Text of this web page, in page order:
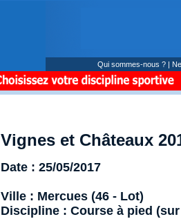
Qui sommes-nous ? |
Vignes et Châteaux
Date : 25/05/2017
Ville : Mercues (46 - Lot)
Discipline : Course à pied